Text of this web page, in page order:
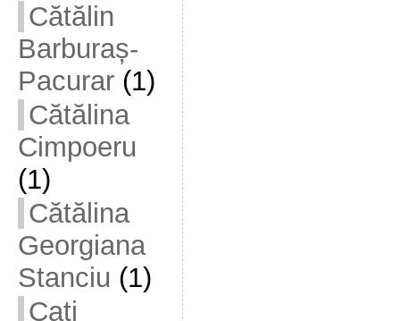
Cătălin
Barburaș-
Pacurar(1)
Cătălina
Cimpoeru
(1)
Cătălina
Georgiana
Stanciu (1)
Cati